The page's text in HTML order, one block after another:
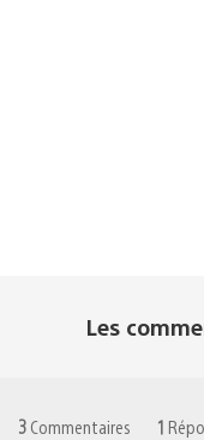
Les
3 Commentaires 1